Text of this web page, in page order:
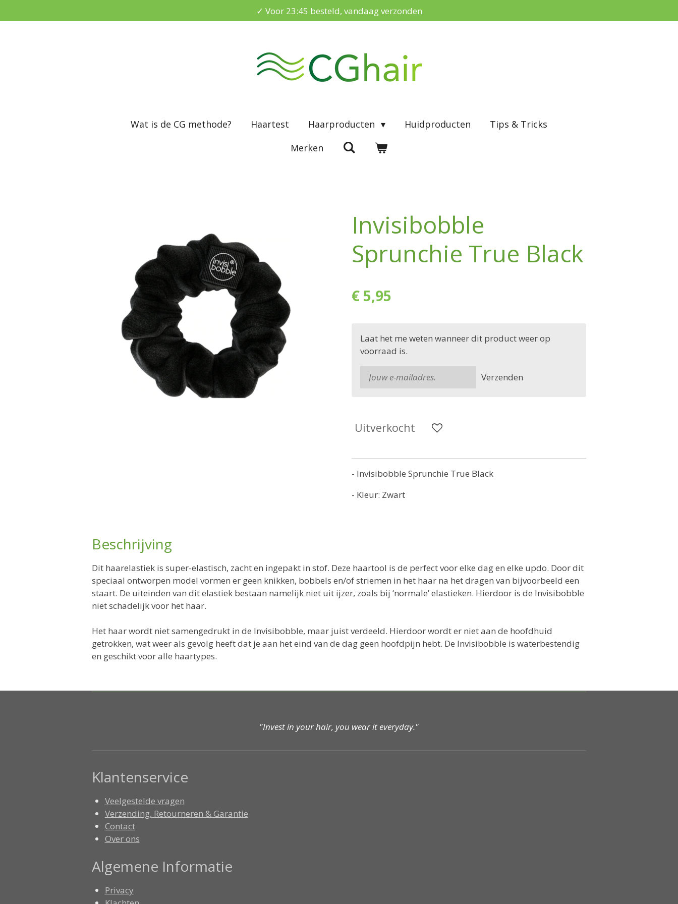
direct
✓ Voor 23:45 besteld, vandaag verzonden
Wat is de CG methode? Haartest Haarproducten Huidproducten
Tips & Tricks
Merken
Invisibobble
Sprunchie True Black
€ 5,95
Laat het me weten wanneer dit product weer op
voorraad is.
Verzenden
Uitverkocht
- Invisibobble Sprunchie True Black
- Kleur: Zwart
Beschrijving
Dit haarelastiek is super-elastisch, zacht en ingepakt in stof. Deze haartool is de perfect voor elke dag en elke updo. Door dit
speciaal ontworpen model vormen er geen knikken, bobbels en/of striemen in het haar na het dragen van bijvoorbeeld een
staart. De uiteinden van dit elastiek bestaan namelijk niet uit ijzer, zoals bij ‘normale’ elastieken. Hierdoor is de Invisibobble
niet schadelijk voor het haar.
Het haar wordt niet samengedrukt in de Invisibobble, maar juist verdeeld. Hierdoor wordt er niet aan de hoofdhuid
getrokken, wat weer als gevolg heeft dat je aan het eind van de dag geen hoofdpijn hebt. De Invisibobble is waterbestendig
en geschikt voor alle haartypes.
"Invest in your hair, you wear it everyday."
Klantenservice
Veelgestelde vragen
Verzending, Retourneren & Garantie
Contact
Over ons
Algemene Informatie
Privacy